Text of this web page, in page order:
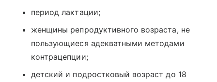
период лактации;
женщины репродуктивного возраста, не
пользующиеся адекватными методами
контрацепции;
детский и подростковый возраст до 18